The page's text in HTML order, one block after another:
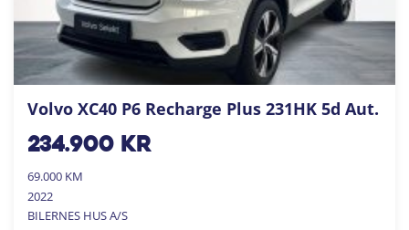
Volvo XC40 P6 Recharge Plus 231HK 5d Aut.
234.900kr
69.000 KM
2022
BILERNES HUS A/S